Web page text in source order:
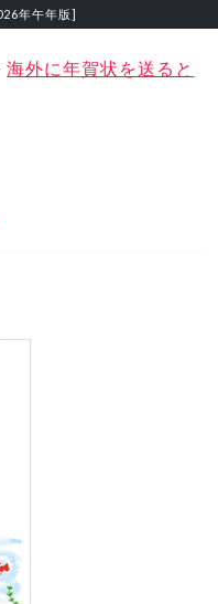
年午年版]
海外に年賀状を送ると